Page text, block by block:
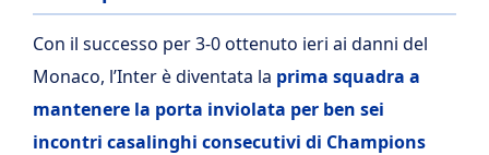
Con il successo per 3-0 ottenuto ieri ai danni del
Monaco, l’Inter è diventata la prima squadra a
mantenere la porta inviolata per ben sei
incontri casalinghi consecutivi di Champions